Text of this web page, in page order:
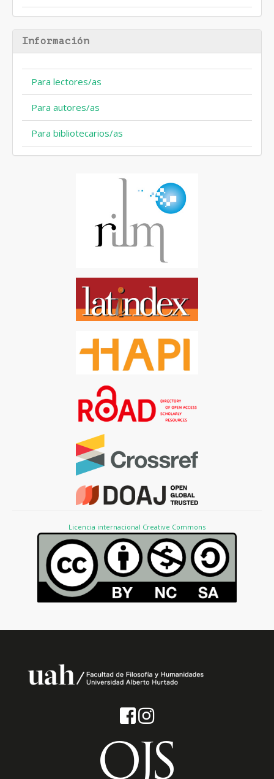
Información
Para lectores/as
Para autores/as
Para bibliotecarios/as
Licencia internacional Creative Commons